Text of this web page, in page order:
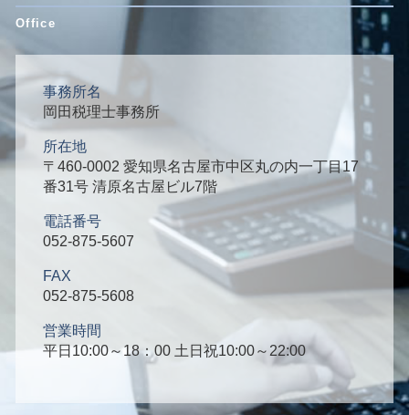
事務所名
岡田税理士事務所
所在地
〒460-0002 愛知県名古屋市中区丸の内一丁目17
番31号 清原名古屋ビル7階
電話番号
052-875-5607
FAX
052-875-5608
営業時間
平日10:00～18：00 土日祝10:00～22:00